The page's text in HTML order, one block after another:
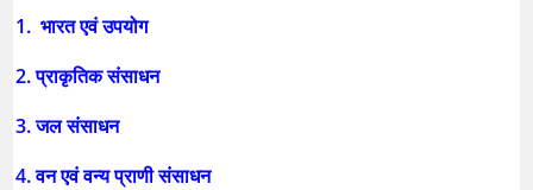
1. भारत एवं उपयोग
2. प्राकृतिक संसाधन
3. जल संसाधन
4. वन एवं वन्य प्राणी संसाधन